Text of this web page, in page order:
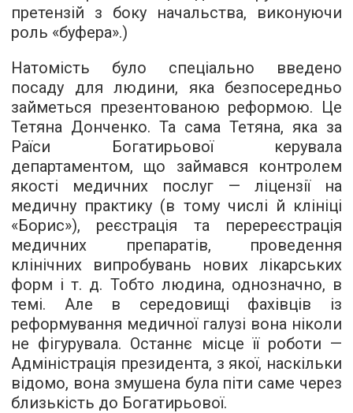
претензій з боку начальства, виконуючи
роль «буфера».)
Натомість було спеціально введено
посаду для людини, яка безпосередньо
займеться презентованою реформою. Це
Тетяна Донченко. Та сама Тетяна, яка за
Раїси Богатирьової керувала
департаментом, що займався контролем
якості медичних послуг — ліцензії на
медичну практику (в тому числі й клініці
«Борис»), реєстрація та перереєстрація
медичних препаратів, проведення
клінічних випробувань нових лікарських
форм і т. д. Тобто людина, однозначно, в
темі. Але в середовищі фахівців із
реформування медичної галузі вона ніколи
не фігурувала. Останнє місце її роботи —
Адміністрація президента, з якої, наскільки
відомо, вона змушена була піти саме через
близькість до Богатирьової.